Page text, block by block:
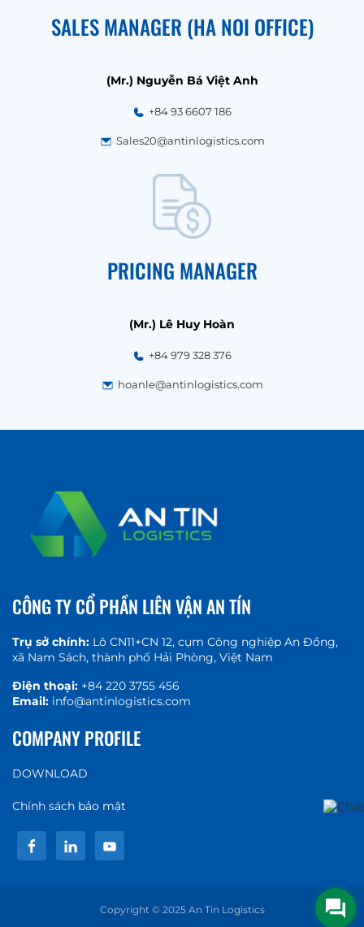
SALES MANAGER (HA NOI OFFICE)
(Mr.) Nguyễn Bá Việt Anh
+84 93 6607 186
Sales20@antinlogistics.com
PRICING MANAGER
(Mr.) Lê Huy Hoàn
+84 979 328 376
hoanle@antinlogistics.com
CÔNG TY CỔ PHẦN LIÊN VẬN AN TÍN
Trụ sở chính: Lô CN11+CN 12, cụm Công nghiệp An Đồng,
xã Nam Sách, thành phố Hải Phòng, Việt Nam
Điện thoại: +84 220 3755 456
Email: info@antinlogistics.com
COMPANY PROFILE
DOWNLOAD
Chính sách bảo mật
Copyright © 2025 An Tin Logistics